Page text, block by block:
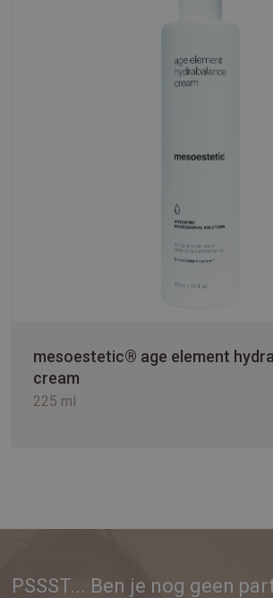
mesoestetic® age element
cream
225 ml
PSSST... Ben je nog geen